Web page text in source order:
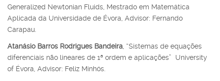
Generalized Newtonian Fluids, Mestrado em Matemática
Aplicada da Universidade de Évora, Advisor: Fernando
Carapau.
Atanásio Barros Rodrigues Bandeira, “Sistemas de equações
diferenciais não lineares de 1ª ordem e aplicações” University
of Évora, Advisor: Feliz Minhós.